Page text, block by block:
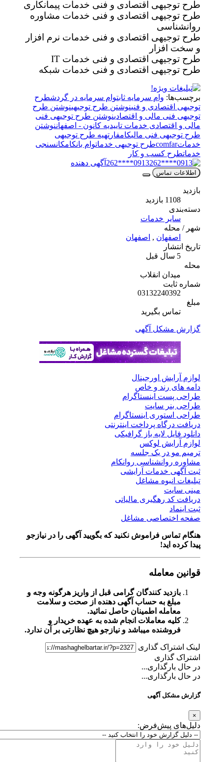
طرح توجیهی اقتصادی و فنی خدمات پیمانکاری
طرح توجیهی اقتصادی و فنی خدمات مشاوره
روانشناسی
طرح توجیهی اقتصادی و فنی خدمات نرم افزار
و سخت افزار
طرح توجیهی اقتصادی و فنی خدمات IT
طرح توجیهی اقتصادی و فنی خدمات شبکه
برچسب‌ها:وام سرمایه ثابتوام سرمایه در گردشطرح
توجیهی اقتصادی و فنی نوشتن طرح توجیهینوشتن طرح
توجیهی فنی مالی و اقتصادینوشتن طرح توجیهی فنی
مالی و اقتصادی خدمات تاییدیه کانون - اصفهاننوشتن
طرح توجیهی فنی مالی کامفارتهیه طرح توجیهی
خدماتcomfarطرح توجیهی خدمات وام بانک امکانسنجی
طرح کسب و کار
0913****262
آگهی دهنده
اطلاعات تماس
دسته‌بندی
سایر خدمات
شهر / محله
اصفهان,اصفهان
تاریخ انتشار
میدان انقلاب
شماره ثابت
03132240392
تماس بگیرید
گزارش مشکل آگهی
لوازم آرایش اورجینال
دامه های رند و خاص
طراحی پست اینستاگرام
طراحی بنر سایت
طراحی استوری اینستاگرام
دریافت درگاه پرداخت اینترنتی
دانلود فایل لایه باز گرافیکی
لوازم آرایش لوکس
ترمیم مو در یک جلسه
مشاوره روانشناسی روانکام
ثبت آگهی خدمات آرایشی
تبلیغات انبوه مشاغل
مینی سایت
دریافت کد رهگیری مالیاتی
ثبت اینماد
صفحه اختصاصی مشاغل
هنگام تماس فراموش نکنید که بگویید آگهی را در نیازجو
پیدا کرده اید!
قوانین معامله
بازدید کنندگان گرامی قبل از واریز هرگونه وجه و
مبلغ به حساب آگهی دهنده از صحت و سلامت
معامله اطمینان حاصل نمائید.
کلیه معاملات انجام شده به عهده خریدار و
فروشنده میباشد و نیازجو هیچ نظارتی بر آن ندارد.
لینک اشتراک گذاری
اشتراک گذاری
در حال بارگذاری...
در حال بارگذاری...
گزارش مشکل آگهی
دلیل‌های پیش‌فرض: